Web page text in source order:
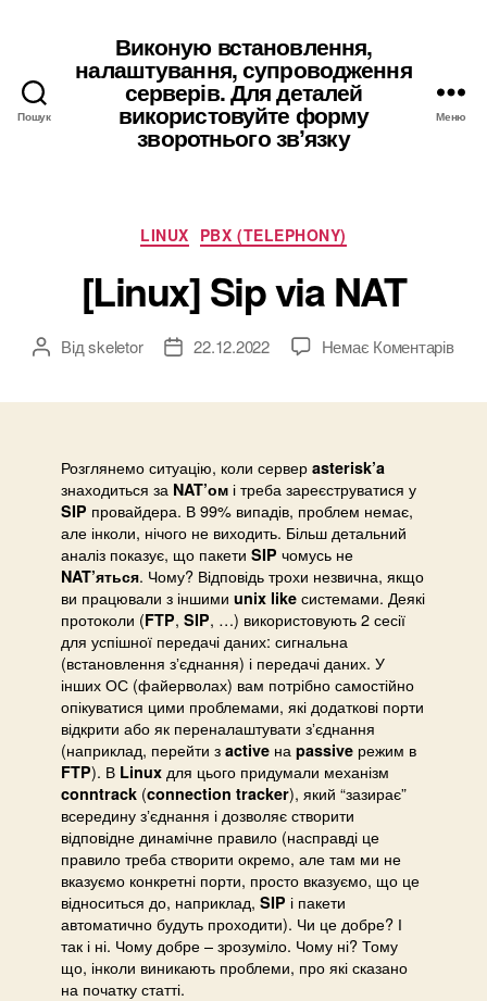
Пошук
Виконую встановлення,
налаштування, супроводження
серверів. Для деталей
використовуйте форму
зворотнього звʼязку
Меню
Категорії
LINUX PBX (TELEPHONY)
[Linux] Sip via NAT
Автор
Відskeletor
Дата22.12.2022 Немає Коментарівдо
Розглянемо ситуацію, коли сервер asterisk’a
знаходиться за NAT’ом і треба зареєструватися у
SIP провайдера. В 99% випадів, проблем немає,
але інколи, нічого не виходить. Більш детальний
аналіз показує, що пакети SIP чомусь не
NAT’яться. Чому? Відповідь трохи незвична, якщо
ви працювали з іншими unix like системами. Деякі
протоколи (FTP, SIP, …) використовують 2 сесії
для успішної передачі даних: сигнальна
(встановлення зʼєднання) і передачі даних. У
інших ОС (файерволах) вам потрібно самостійно
опікуватися цими проблемами, які додаткові порти
відкрити або як переналаштувати зʼєднання
(наприклад, перейти з active на passive режим в
FTP). В Linux для цього придумали механізм
conntrack (connection tracker), який “зазирає”
всередину зʼєднання і дозволяє створити
відповідне динамічне правило (насправді це
правило треба створити окремо, але там ми не
вказуємо конкретні порти, просто вказуємо, що це
відноситься до, наприклад, SIP і пакети
автоматично будуть проходити). Чи це добре? І
так і ні. Чому добре – зрозуміло. Чому ні? Тому
що, інколи виникають проблеми, про які сказано
на початку статті.